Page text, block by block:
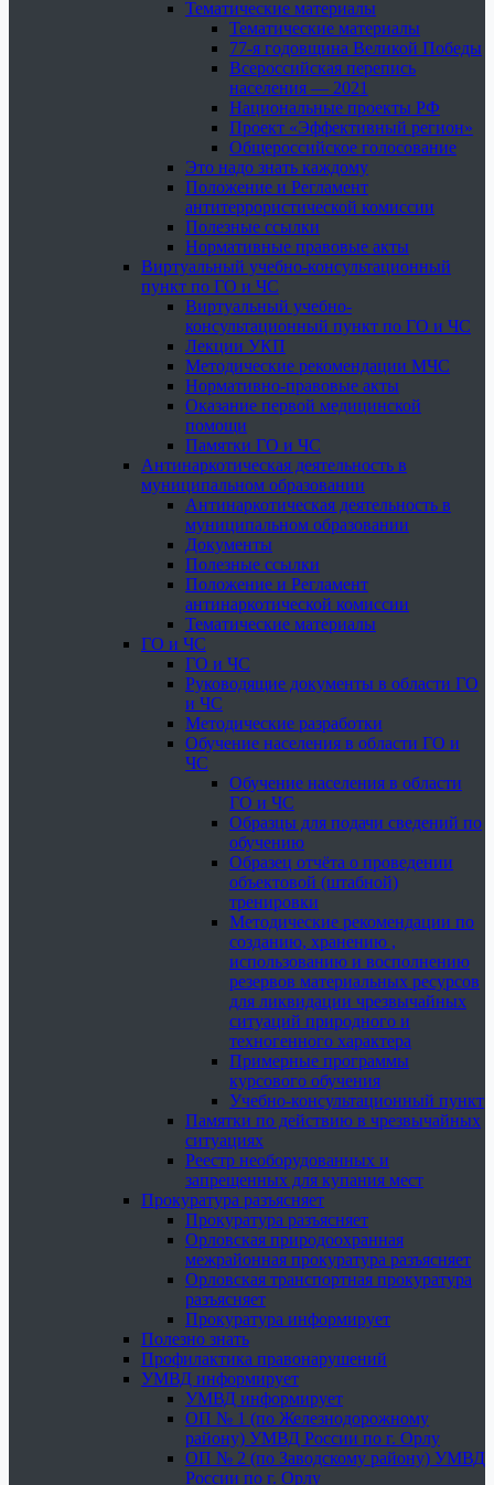
Тематические материалы
Тематические материалы
77-я годовщина Великой Победы
Всероссийская перепись
населения — 2021
Национальные проекты РФ
Проект «Эффективный регион»
Общероссийское голосование
Это надо знать каждому
Положение и Регламент
антитеррористической комиссии
Полезные ссылки
Нормативные правовые акты
Виртуальный учебно-консультационный
пункт по ГО и ЧС
Виртуальный учебно-
консультационный пункт по ГО и ЧС
Лекции УКП
Методические рекомендации МЧС
Нормативно-правовые акты
Оказание первой медицинской
помощи
Памятки ГО и ЧС
Антинаркотическая деятельность в
муниципальном образовании
Антинаркотическая деятельность в
муниципальном образовании
Документы
Полезные ссылки
Положение и Регламент
антинаркотической комиссии
Тематические материалы
ГО и ЧС
ГО и ЧС
Руководящие документы в области ГО
и ЧС
Методические разработки
Обучение населения в области ГО и
ЧС
Обучение населения в области
ГО и ЧС
Образцы для подачи сведений по
обучению
Образец отчёта о проведении
объектовой (штабной)
тренировки
Методические рекомендации по
созданию, хранению ,
использованию и восполнению
резервов материальных ресурсов
для ликвидации чрезвычайных
ситуаций природного и
техногенного характера
Примерные программы
курсового обучения
Учебно-консультационный пункт
Памятки по действию в чрезвычайных
ситуациях
Реестр необорудованных и
запрещенных для купания мест
Прокуратура разъясняет
Прокуратура разъясняет
Орловская природоохранная
межрайонная прокуратура разъясняет
Орловская транспортная прокуратура
разъясняет
Прокуратура информирует
Полезно знать
Профилактика правонарушений
УМВД информирует
УМВД информирует
ОП № 1 (по Железнодорожному
району) УМВД России по г. Орлу
ОП № 2 (по Заводскому району) УМВД
России по г. Орлу